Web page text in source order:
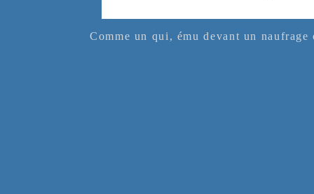
Comme un qui, ému devant un